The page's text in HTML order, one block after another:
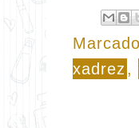
xadrez ,